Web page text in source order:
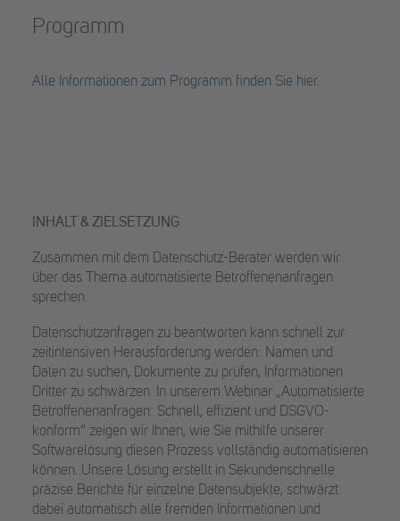
Programm
Alle Informationen zum Programm finden Sie hier.
INHALT & ZIELSETZUNG
Zusammen mit dem Datenschutz-Berater werden wir
über das Thema automatisierte Betroffenenanfragen
sprechen.
Datenschutzanfragen zu beantworten kann schnell zur
zeitintensiven Herausforderung werden: Namen und
Daten zu suchen, Dokumente zu prüfen, Informationen
Dritter zu schwärzen. In unserem Webinar „Automatisierte
Betroffenenanfragen: Schnell, effizient und DSGVO-
konform“ zeigen wir Ihnen, wie Sie mithilfe unserer
Softwarelösung diesen Prozess vollständig automatisieren
können. Unsere Lösung erstellt in Sekundenschnelle
präzise Berichte für einzelne Datensubjekte, schwärzt
dabei automatisch alle fremden Informationen und